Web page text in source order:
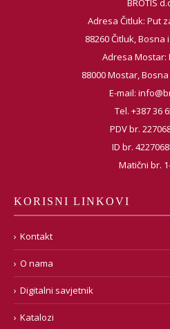
Adresa Čitluk: Put
88260 Čitluk, Bosna
Adresa Mostar:
88000 Mostar,
E-mail:
Tel. +387 36
PDV br.
ID br.
Matični br.
KORISNI LINKOVI
Kontakt
O nama
Digitalni savjetnik
Katalozi